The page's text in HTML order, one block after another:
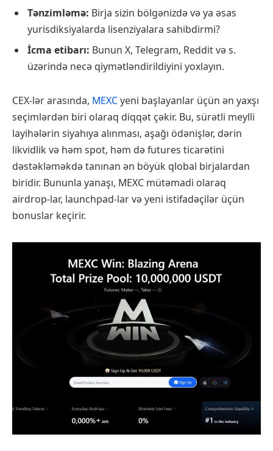
Tənzimləmə: Birja sizin bölgənizdə və ya əsas
yurisdiksiyalarda lisenziyalara sahibdirmi?
İcma etibarı: Bunun X, Telegram, Reddit və s.
üzərində necə qiymətləndirildiyini yoxlayın.
CEX-lər arasında, MEXCyeni başlayanlar üçün ən yaxşı
seçimlərdən biri olaraq diqqət çəkir. Bu, sürətli meylli
layihələrin siyahıya alınması, aşağı ödənişlər, dərin
likvidlik və həm spot, həm də futures ticarətini
dəstəkləməkdə tanınan ən böyük qlobal birjalardan
biridir. Bununla yanaşı, MEXC mütəmadi olaraq
airdrop-lar, launchpad-lar və yeni istifadəçilər üçün
bonuslar keçirir.